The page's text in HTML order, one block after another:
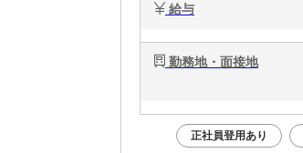
給与
勤務地・面接地
正社員登用あり